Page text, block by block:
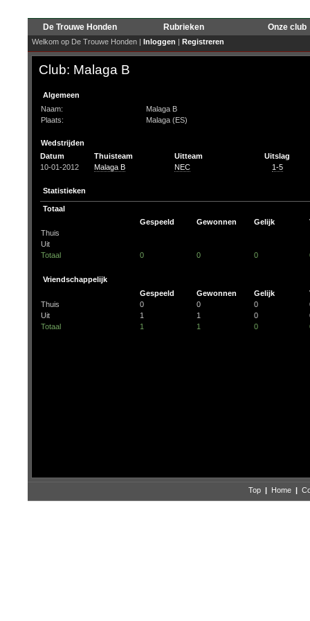
De Trouwe Honden Rubrieken Onze club
Welkom op De Trouwe Honden | Inloggen | Registreren
Club: Malaga B
Algemeen
Naam:
Malaga B
Plaats:
Malaga (ES)
Wedstrijden
Datum
Thuisteam Uitteam
Uitslag
10-01-2012
Malaga B NEC 1-5
Statistieken
Totaal
Gespeeld
Gewonnen Gelijk
Thuis
Uit
Totaal
0 0 0
Vriendschappelijk
Gespeeld
Gewonnen Gelijk
Thuis
0 0 0
Uit
1 1 0
Totaal
1 1 0
Top | Home |